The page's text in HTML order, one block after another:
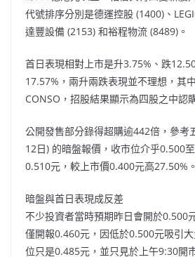
代號排序分別是德運控股 (1400)、
達豐設備 (2153) 和裕程物流 (8489)。
首日表現相對上市是升3.75%、跌
17.57%，兩升兩跌表現並不理想，其
CONSO，招股結果顯示為四股之中認
公開發售部分錄得超購逾442倍，參考
12日) 的暗盤報價，收市位介乎0.500
0.510元，較上市價0.400元高27.50%。
暗盤與首日表現成反差
不少投資者當時預期昨日會開於0.500
僅開報0.460元，因低於0.500元吸引
位只是0.485元，並只見於上午9:30開